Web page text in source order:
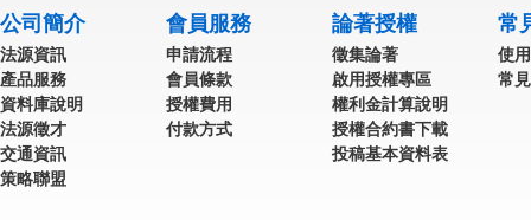
公司簡介
法源資訊
產品服務
資料庫說明
法源徵才
交通資訊
策略聯盟
會員服務
申請流程
會員條款
授權費用
付款方式
論著授權
徵集論著
啟用授權專區
權利金計算說明
授權合約書下載
投稿基本資料表
常
使
常